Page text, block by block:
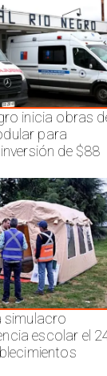
inicia obras
para
de $88
simulacro
escolar el